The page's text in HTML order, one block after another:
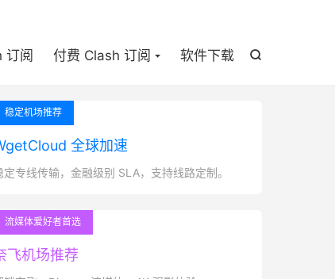

订阅 付费 Clash 订阅 软件下载
稳定机场推荐
全球加速
定专线传输，金融级别 SLA，支持线路定制。
流媒体爱好者首选
飞机场推荐